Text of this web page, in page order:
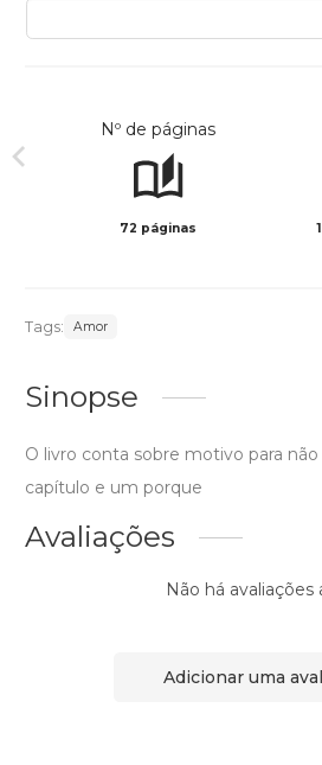
Nº de páginas
72 páginas
Tags: Amor
Sinopse
O livro conta sobre motivo para
capítulo e um porque
Avaliações
Não há avaliações
Adicionar uma